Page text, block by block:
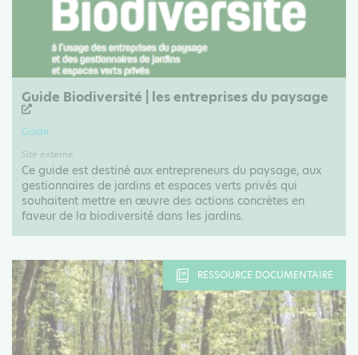
Guide Biodiversité | les entreprises du paysage
Guide
Site externe
Ce guide est destiné aux entrepreneurs du paysage, aux
gestionnaires de jardins et espaces verts privés qui
souhaitent mettre en œuvre des actions concrètes en
faveur de la biodiversité dans les jardins.
RESSOURCE DOCUMENTAIRE